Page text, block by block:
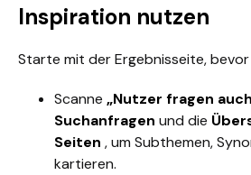
Inspiration nutzen
Starte mit der Ergebnisseite,
Scanne „Nutzer fragen
Suchanfragen und die
Seiten , um Subthemen,
kartieren.